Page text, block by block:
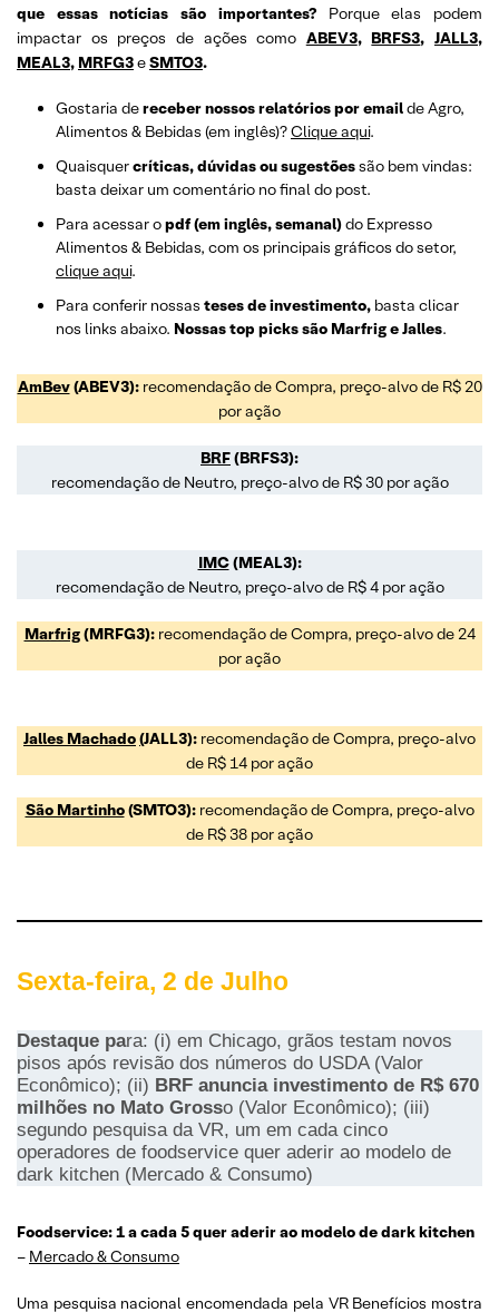
que essas notícias são importantes? Porque elas podem
impactar os preços de ações como ABEV3, BRFS3, JALL3,
MEAL3, MRFG3eSMTO3.
Gostaria dereceber nossos relatórios por emailde Agro,
Alimentos & Bebidas (em inglês)?Clique aqui.
Quaisquercríticas, dúvidas ou sugestõessão bem vindas:
basta deixar um comentário no final do post.
Para acessar opdf (em inglês, semanal)do Expresso
Alimentos & Bebidas, com os principais gráficos do setor,
clique aqui.
Para conferir nossas teses de investimento, basta clicar
nos links abaixo. Nossas top picks são Marfrig e Jalles.
AmBev(ABEV3): recomendação de Compra, preço-alvo de R$ 20
por ação
BRF(BRFS3):
recomendação de Neutro, preço-alvo de R$ 30 por ação
IMC(MEAL3):
recomendação de Neutro, preço-alvo de R$ 4 por ação
Marfrig(MRFG3): recomendação de Compra, preço-alvo de 24
por ação
Jalles Machado(JALL3): recomendação de Compra, preço-alvo
de R$ 14 por ação
São Martinho(SMTO3): recomendação de Compra, preço-alvo
de R$ 38 por ação
Sexta-feira, 2 de Julho
Destaque para: (i) em Chicago, grãos testam novos
pisos após revisão dos números do USDA (Valor
Econômico); (ii) BRF anuncia investimento de R$ 670
milhões no Mato Grosso (Valor Econômico); (iii)
segundo pesquisa da VR, um em cada cinco
operadores de foodservice quer aderir ao modelo de
dark kitchen (Mercado & Consumo)
Foodservice: 1 a cada 5 quer aderir ao modelo de dark kitchen
– Mercado & Consumo
Uma pesquisa nacional encomendada pela VR Benefícios mostra